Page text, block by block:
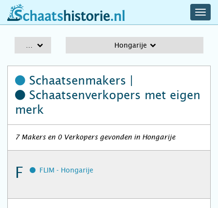
schaatshistorie.nl
Hongarije
Schaatsenmakers |
Schaatsenverkopers met eigen
merk
7 Makers en 0 Verkopers gevonden in Hongarije
F FLIM - Hongarije